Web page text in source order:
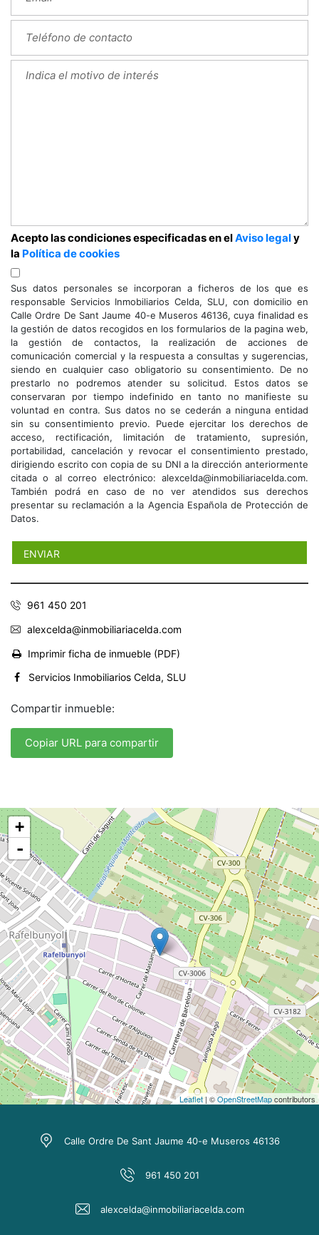
Acepto las condiciones especificadas en elAviso legaly
la Política de cookies
Sus datos personales se incorporan a ficheros de los que es
responsable Servicios Inmobiliarios Celda, SLU, con domicilio en
Calle Ordre De Sant Jaume 40-e Museros 46136, cuya finalidad es
la gestión de datos recogidos en los formularios de la pagina web,
la gestión de contactos, la realización de acciones de
comunicación comercial y la respuesta a consultas y sugerencias,
siendo en cualquier caso obligatorio su consentimiento. De no
prestarlo no podremos atender su solicitud. Estos datos se
conservaran por tiempo indefinido en tanto no manifieste su
voluntad en contra. Sus datos no se cederán a ninguna entidad
sin su consentimiento previo. Puede ejercitar los derechos de
acceso, rectificación, limitación de tratamiento, supresión,
portabilidad, cancelación y revocar el consentimiento prestado,
dirigiendo escrito con copia de su DNI a la dirección anteriormente
citada o al correo electrónico: alexcelda@inmobiliariacelda.com.
También podrá en caso de no ver atendidos sus derechos
presentar su reclamación a la Agencia Española de Protección de
Datos.
961 450 201
alexcelda@inmobiliariacelda.com
Imprimir ficha de inmueble (PDF)
Servicios Inmobiliarios Celda, SLU
Compartir inmueble:
Copiar URL para compartir
+
-
Leaflet| ©OpenStreetMapcontributors
Calle Ordre De Sant Jaume 40-e Museros 46136
961 450 201
alexcelda@inmobiliariacelda.com